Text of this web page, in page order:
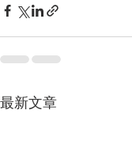
最新文章